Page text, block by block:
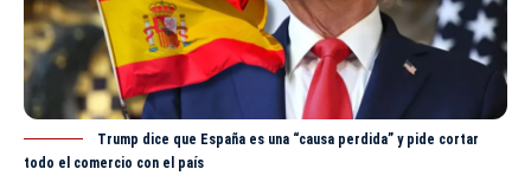
Trump dice que España es una “causa perdida” y pide cortar
todo el comercio con el país